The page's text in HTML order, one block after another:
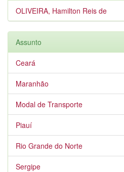
OLIVEIRA, Hamilton Reis de
Assunto
Ceará
Maranhão
Modal de Transporte
Piauí
Rio Grande do Norte
Sergipe